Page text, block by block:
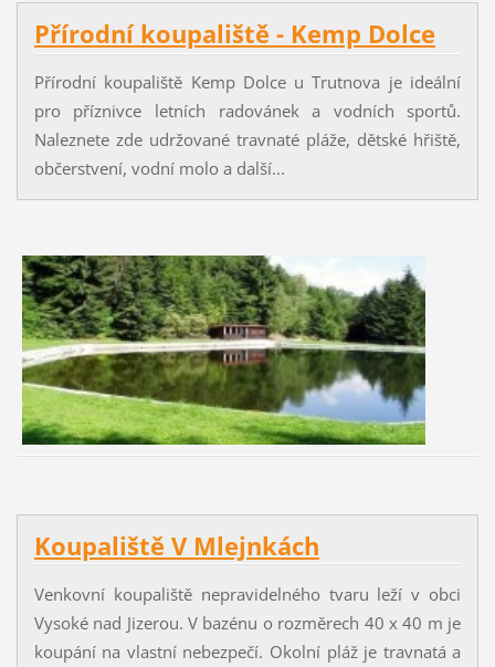
Přírodní koupaliště - Kemp Dolce
Přírodní koupaliště Kemp Dolce u Trutnova je ideální
pro příznivce letních radovánek a vodních sportů.
Naleznete zde udržované travnaté pláže, dětské hřiště,
občerstvení, vodní molo a další...
Koupaliště V Mlejnkách
Venkovní koupaliště nepravidelného tvaru leží v obci
Vysoké nad Jizerou. V bazénu o rozměrech 40 x 40 m je
koupání na vlastní nebezpečí. Okolní pláž je travnatá a